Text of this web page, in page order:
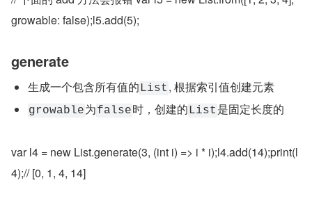
growable: false);l5.add(5);
generate
生成一个包含所有值的List , 根据索引值创建元素
growable为false时，创建的List 是固定长度的
var l4 = new List.generate(3, (int i) => i * i);l4.add(14);print(l
4);// [0, 1, 4, 14]